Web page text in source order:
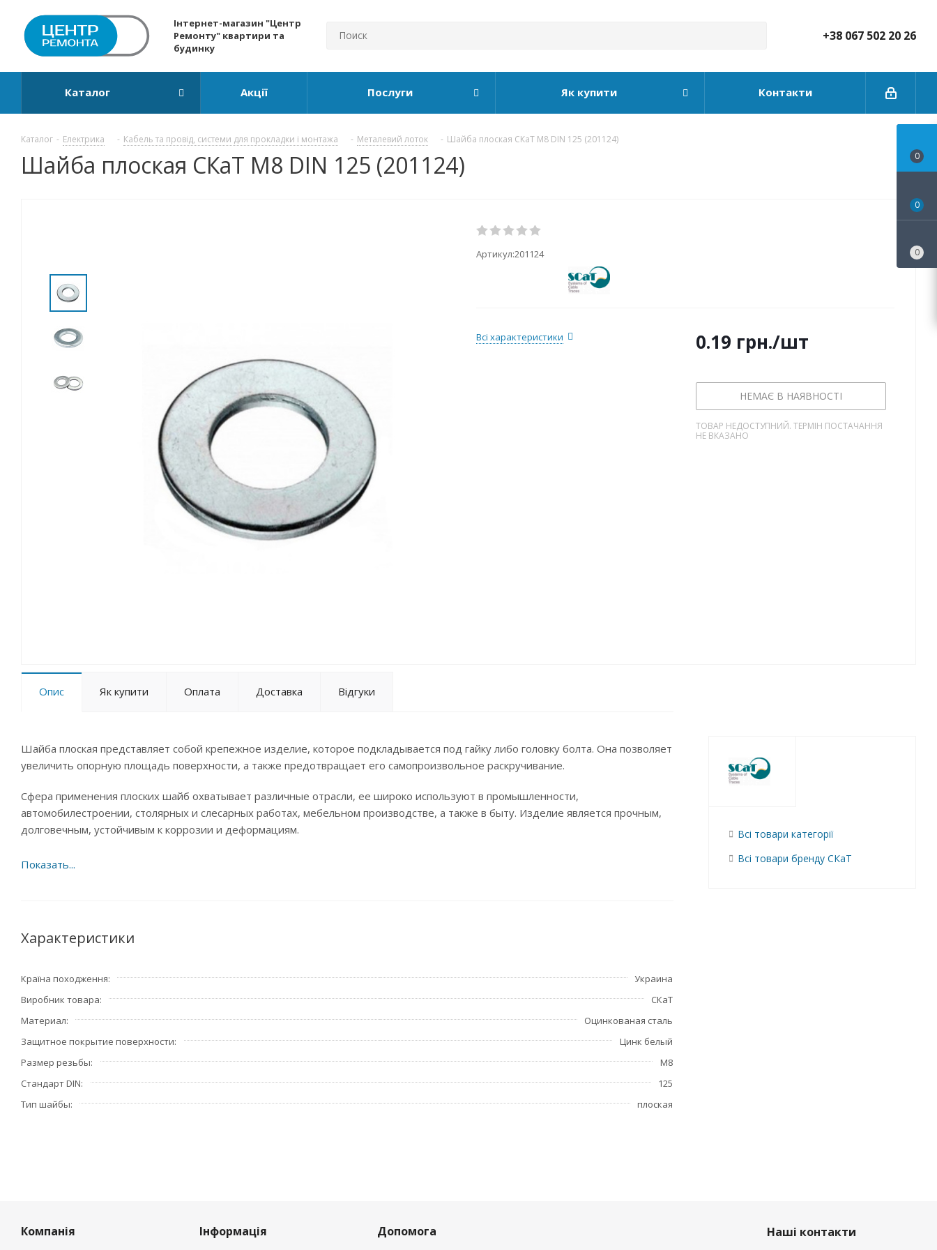
Інтернет-магазин "Центр
Ремонту" квартири та
будинку
+38 067 502 20 26
Каталог Акції Послуги Як купити Контакти
Каталог - Електрика - Кабель та провід, системи для прокладки і монтажа - Металевий лоток - Шайба плоская СКаТ M8 DIN 125 (201124)
Шайба плоская СКаТ M8 DIN 125 (201124)
Артикул:201124
Всі характеристики 0.19 грн./шт
НЕМАЄ В НАЯВНОСТІ
ТОВАР НЕДОСТУПНИЙ. ТЕРМІН ПОСТАЧАННЯ
НЕ ВКАЗАНО
Опис Як купити Оплата Доставка Відгуки
Шайба плоская представляет собой крепежное изделие, которое подкладывается под гайку либо головку болта. Она позволяет
увеличить опорную площадь поверхности, а также предотвращает его самопроизвольное раскручивание.
Сфера применения плоских шайб охватывает различные отрасли, ее широко используют в промышленности,
автомобилестроении, столярных и слесарных работах, мебельном производстве, а также в быту. Изделие является прочным,
долговечным, устойчивым к коррозии и деформациям.
Характеристики
Країна походження
Украина
Виробник товара
СКаТ
Материал
Оцинкованая сталь
Защитное покрытие поверхности
Цинк белый
Размер резьбы
M8
Стандарт DIN
125
Тип шайбы
плоская
Всі товари категорії
Всі товари бренду СКаТ
Компанія Інформація Допомога Наші контакти
0
0
0